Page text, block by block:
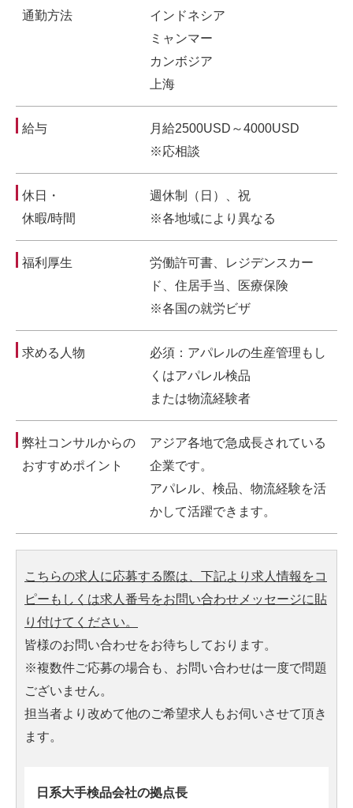
通勤方法
インドネシア
ミャンマー
カンボジア
上海
給与
月給2500USD～4000USD
※応相談
休日・
休暇/時間
週休制（日）、祝
※各地域により異なる
福利厚生
労働許可書、レジデンスカー
ド、住居手当、医療保険
※各国の就労ビザ
求める人物
必須：アパレルの生産管理もし
くはアパレル検品
または物流経験者
弊社コンサルからの
おすすめポイント
アジア各地で急成長されている
企業です。
アパレル、検品、物流経験を活
かして活躍できます。
こちらの求人に応募する際は、下記より求人情報をコ
ピーもしくは求人番号をお問い合わせメッセージに貼
り付けてください。
皆様のお問い合わせをお待ちしております。
※複数件ご応募の場合も、お問い合わせは一度で問題
ございません。
担当者より改めて他のご希望求人もお伺いさせて頂き
ます。
日系大手検品会社の拠点長